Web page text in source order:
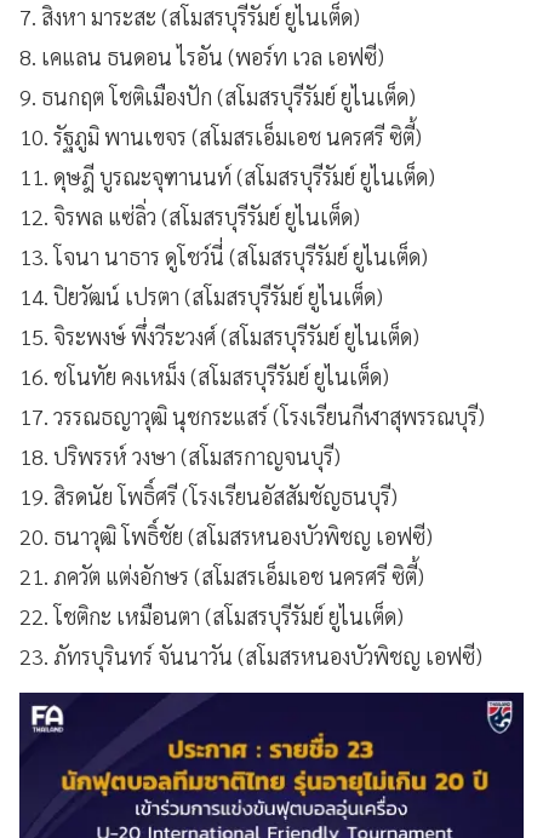
7. สิงหา มาระสะ (สโมสรบุรีรัมย์ ยูไนเต็ด)
8. เคแลน ธนดอน ไรอัน (พอร์ท เวล เอฟซี)
9. ธนกฤต โชติเมืองปัก (สโมสรบุรีรัมย์ ยูไนเต็ด)
10. รัฐภูมิ พานเขจร (สโมสรเอ็มเอช นครศรี ซิตี้)
11. ดุษฎี บูรณะจุฑานนท์ (สโมสรบุรีรัมย์ ยูไนเต็ด)
12. จิรพล แซ่ลิ่ว (สโมสรบุรีรัมย์ ยูไนเต็ด)
13. โจนา นาธาร ดูโชว์นี่ (สโมสรบุรีรัมย์ ยูไนเต็ด)
14. ปิยวัฒน์ เปรตา (สโมสรบุรีรัมย์ ยูไนเต็ด)
15. จิระพงษ์ พึ่งวีระวงศ์ (สโมสรบุรีรัมย์ ยูไนเต็ด)
16. ชโนทัย คงเหม็ง (สโมสรบุรีรัมย์ ยูไนเต็ด)
17. วรรณธญาวุฒิ นุชกระแสร์ (โรงเรียนกีฬาสุพรรณบุรี)
18. ปริพรรห์ วงษา (สโมสรกาญจนบุรี)
19. สิรดนัย โพธิ์ศรี (โรงเรียนอัสสัมชัญธนบุรี)
20. ธนาวุฒิ โพธิ์ชัย (สโมสรหนองบัวพิชญ เอฟซี)
21. ภควัต แต่งอักษร (สโมสรเอ็มเอช นครศรี ซิตี้)
22. โชติกะ เหมือนตา (สโมสรบุรีรัมย์ ยูไนเต็ด)
23. ภัทรบุรินทร์ จันนาวัน (สโมสรหนองบัวพิชญ เอฟซี)